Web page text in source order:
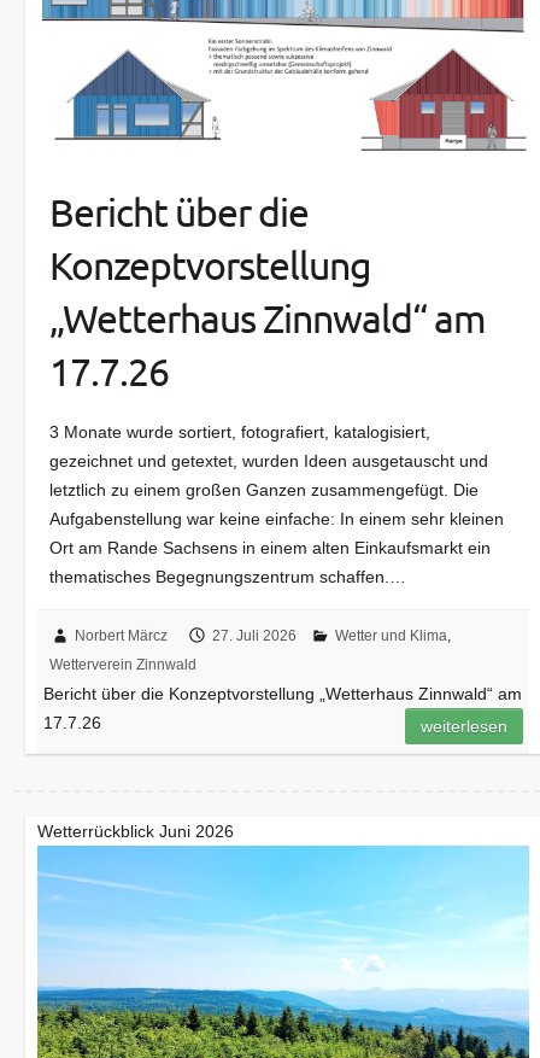
Bericht über die
Konzeptvorstellung
„Wetterhaus Zinnwald“ am
17.7.26
3 Monate wurde sortiert, fotografiert, katalogisiert,
gezeichnet und getextet, wurden Ideen ausgetauscht und
letztlich zu einem großen Ganzen zusammengefügt. Die
Aufgabenstellung war keine einfache: In einem sehr kleinen
Ort am Rande Sachsens in einem alten Einkaufsmarkt ein
thematisches Begegnungszentrum schaffen.…
Norbert Märcz 27. Juli 2026 Wetter und Klima,
Wetterverein Zinnwald
Bericht über die Konzeptvorstellung „Wetterhaus Zinnwald“ am
17.7.26
weiterlesen
Wetterrückblick Juni 2026